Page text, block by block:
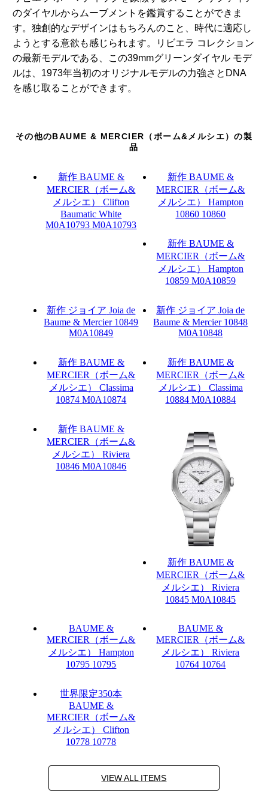
のダイヤルからムーブメントを鑑賞することができま
す。独創的なデザインはもちろんのこと、時代に適応し
ようとする意欲も感じられます。リビエラ コレクション
の最新モデルである、この39mmグリーンダイヤル モデ
ルは、1973年当初のオリジナルモデルの力強さとDNA
を感じ取ることができます。
その他のBAUME & MERCIER（ボーム&メルシエ）の製
品
新作 BAUME &
MERCIER（ボーム&
メルシエ）
Clifton
Baumatic White
M0A10793 M0A10793
新作 BAUME &
MERCIER（ボーム&
メルシエ）
Hampton
10860 10860
新作 BAUME &
MERCIER（ボーム&
メルシエ）
Hampton
10859 M0A10859
新作 ジョイア Joia de
Baume & Mercier 10849
M0A10849
新作 ジョイア Joia de
Baume & Mercier 10848
M0A10848
新作 BAUME &
MERCIER（ボーム&
メルシエ）
Classima
10874 M0A10874
新作 BAUME &
MERCIER（ボーム&
メルシエ）
Classima
10884 M0A10884
新作 BAUME &
MERCIER（ボーム&
メルシエ）
Riviera
10846 M0A10846
新作 BAUME &
MERCIER（ボーム&
メルシエ）
Riviera
10845 M0A10845
BAUME &
MERCIER（ボーム&
メルシエ）
Hampton
10795 10795
BAUME &
MERCIER（ボーム&
メルシエ）
Riviera
10764 10764
世界限定350本
BAUME &
MERCIER（ボーム&
メルシエ）
Clifton
10778 10778
VIEW ALL ITEMS